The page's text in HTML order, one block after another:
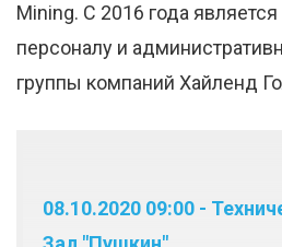
Mining. С 2016 года
персоналу и
группы компаний Хайленд
08.10.2020 09:00 -